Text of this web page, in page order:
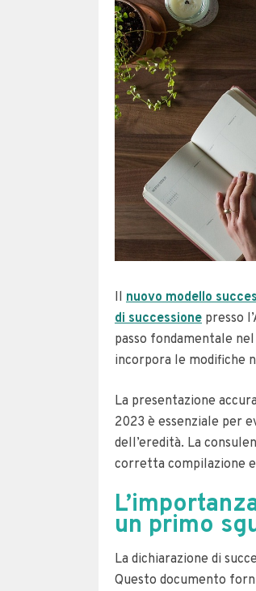
Il nuovo modello
di successione presso
passo fondamentale
incorpora le modifiche
La presentazione
2023 è essenziale per
dell’eredità. La
corretta compilazione
un primo
La dichiarazione di
Questo documento